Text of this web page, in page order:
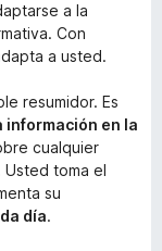
a la
Con
a usted.
resumidor. Es
información en la
cualquier
toma el
su
día.